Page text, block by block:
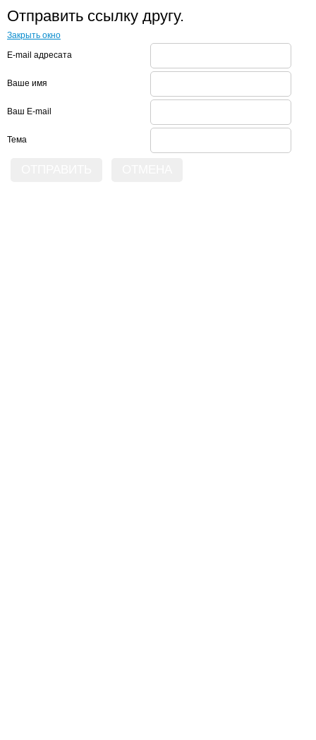
Отправить ссылку другу.
Закрыть окно
E-mail адресата
Ваше имя
Ваш E-mail
Тема